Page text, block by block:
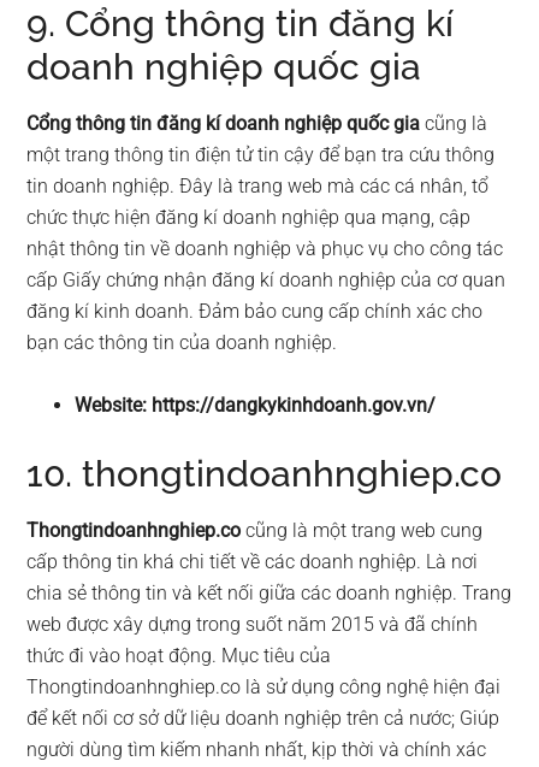
9. Cổng thông tin đăng kí
doanh nghiệp quốc gia
Cổng thông tin đăng kí doanh nghiệp quốc gia cũng là
một trang thông tin điện tử tin cậy để bạn tra cứu thông
tin doanh nghiệp. Đây là trang web mà các cá nhân, tổ
chức thực hiện đăng kí doanh nghiệp qua mạng, cập
nhật thông tin về doanh nghiệp và phục vụ cho công tác
cấp Giấy chứng nhận đăng kí doanh nghiệp của cơ quan
đăng kí kinh doanh. Đảm bảo cung cấp chính xác cho
bạn các thông tin của doanh nghiệp.
Website: https://dangkykinhdoanh.gov.vn/
10. thongtindoanhnghiep.co
Thongtindoanhnghiep.co cũng là một trang web cung
cấp thông tin khá chi tiết về các doanh nghiệp. Là nơi
chia sẻ thông tin và kết nối giữa các doanh nghiệp. Trang
web được xây dựng trong suốt năm 2015 và đã chính
thức đi vào hoạt động. Mục tiêu của
Thongtindoanhnghiep.co là sử dụng công nghệ hiện đại
để kết nối cơ sở dữ liệu doanh nghiệp trên cả nước; Giúp
người dùng tìm kiếm nhanh nhất, kịp thời và chính xác